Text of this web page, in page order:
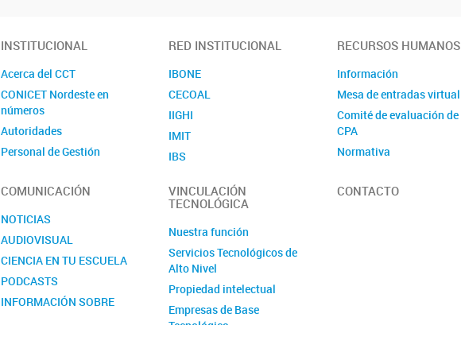
INSTITUCIONAL
Acerca del CCT
CONICET Nordeste en
números
Autoridades
Personal de Gestión
Becario/a
Normativa
RED INSTITUCIONAL
IBONE
CECOAL
IIGHI
IMIT
IBS
IESYH
IIDTHH
INIPTA
Zona de Influencia
RECURSOS HUMANOS
Información
Mesa de entradas virtual
Comité de evaluación de
CPA
Normativa
Convocatorias
COMUNICACIÓN
NOTICIAS
AUDIOVISUAL
CIENCIA EN TU ESCUELA
PODCASTS
INFORMACIÓN SOBRE
VINCULACIÓN
TECNOLÓGICA
Nuestra función
Servicios Tecnológicos de
Alto Nivel
Propiedad intelectual
Empresas de Base
Tecnológica
CONTACTO